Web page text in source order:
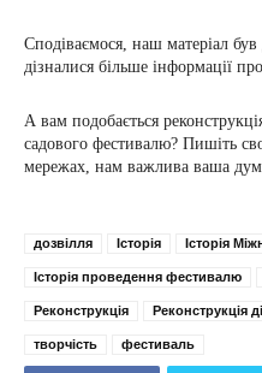
Сподіваємося, наш матеріал
дізналися більше інформації
А вам подобається
садового фестивалю? Пишіть
мережах, нам важлива ваша
дозвілля Історія Історія
Історія проведення фестивалю
Реконструкція Реконструкція
творчість фестиваль